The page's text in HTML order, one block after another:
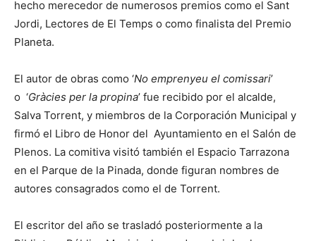
hecho merecedor de numerosos premios como el Sant
Jordi, Lectores de El Temps o como finalista del Premio
Planeta.
El autor de obras como ‘No emprenyeu el comissari’
o ‘Gràcies per la propina’ fue recibido por el alcalde,
Salva Torrent, y miembros de la Corporación Municipal y
firmó el Libro de Honor del Ayuntamiento en el Salón de
Plenos. La comitiva visitó también el Espacio Tarrazona
en el Parque de la Pinada, donde figuran nombres de
autores consagrados como el de Torrent.
El escritor del año se trasladó posteriormente a la